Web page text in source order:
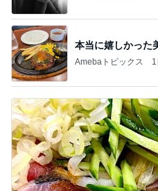
本当に嬉しかった
Amebaトピックス